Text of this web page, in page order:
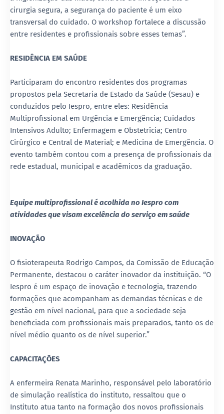
cirurgia segura, a segurança do paciente é um eixo
transversal do cuidado. O workshop fortalece a discussão
entre residentes e profissionais sobre esses temas”.
RESIDÊNCIA EM SAÚDE
Participaram do encontro residentes dos programas
propostos pela Secretaria de Estado da Saúde (Sesau) e
conduzidos pelo Iespro, entre eles: Residência
Multiprofissional em Urgência e Emergência; Cuidados
Intensivos Adulto; Enfermagem e Obstetrícia; Centro
Cirúrgico e Central de Material; e Medicina de Emergência. O
evento também contou com a presença de profissionais da
rede estadual, municipal e acadêmicos da graduação.
Equipe multiprofissional é acolhida no Iespro com
atividades que visam excelência do serviço em saúde
INOVAÇÃO
O fisioterapeuta Rodrigo Campos, da Comissão de Educação
Permanente, destacou o caráter inovador da instituição. “O
Iespro é um espaço de inovação e tecnologia, trazendo
formações que acompanham as demandas técnicas e de
gestão em nível nacional, para que a sociedade seja
beneficiada com profissionais mais preparados, tanto os de
nível médio quanto os de nível superior.”
CAPACITAÇÕES
A enfermeira Renata Marinho, responsável pelo laboratório
de simulação realística do instituto, ressaltou que o
Instituto atua tanto na formação dos novos profissionais